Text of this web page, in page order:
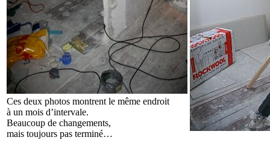
Ces deux photos montrent le même endroit
à un mois d’intervale.
Beaucoup de changements,
mais toujours pas terminé…